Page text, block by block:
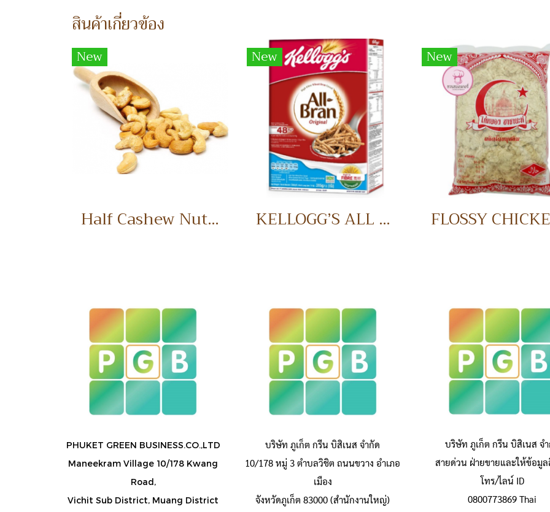
สินค้าเกี่ยวข้อง
New
Half Cashew Nuts เม็ดมะม่วงหิมพานต์แบ่งครึ่ง
New
KELLOGG’S ALL BRAN อาหารเช้า
New
PHUKET GREEN BUSINESS.CO.,LTD
Maneekram Village 10/178 Kwang
Road,
Vichit Sub District, Muang District
บริษัท ภูเก็ต กรีน บิสิเนส จำกัด
10/178 หมู่ 3 ตำบลวิชิต ถนนขวาง อำเภอ
เมือง
จังหวัดภูเก็ต 83000 (สำนักงานใหญ่)
บริษัท ภูเก็ต กรีน บิสิเนส จ
สายด่วน ฝ่ายขายและให้ข้อมู
โทร/ไลน์ ID
0800773869 Thai